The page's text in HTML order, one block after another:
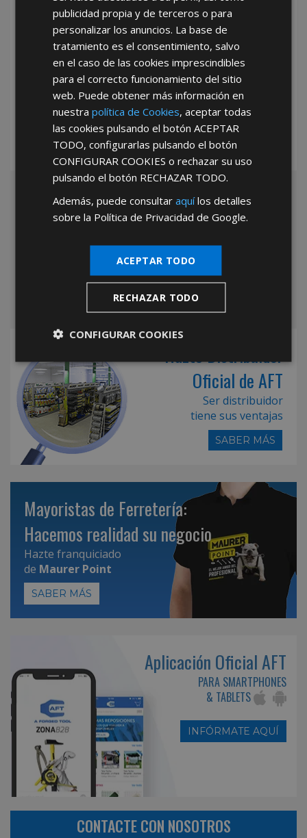
*Abstenerse particulares, sólo venta a tiendas y empresas minoristas y
Hazte Distribuidor
Oficial de AFT
Ser distribuidor
tiene sus ventajas
SABER MÁS
Mayoristas de Ferretería:
Hacemos realidad su negocio
Hazte franquiciado
de Maurer Point
SABER MÁS
Aplicación Oficial AFT
PARA SMARTPHONES
& TABLETS
INFÓRMATE AQUÍ
CONTACTE CON NOSOTROS
publicidad propia y de terceros o para
personalizar los anuncios. La base de
tratamiento es el consentimiento, salvo
en el caso de las cookies imprescindibles
para el correcto funcionamiento del sitio
web. Puede obtener más información en
nuestrapolítica de Cookies, aceptar todas
las cookies pulsando el botónACEPTAR
TODO, configurarlas pulsando el botón
CONFIGURAR COOKIES o rechazar su uso
pulsando el botón RECHAZAR TODO.
Además, puede consultaraquílos detalles
sobre la Política de Privacidad de Google.
ACEPTAR TODO
RECHAZAR TODO
CONFIGURAR COOKIES